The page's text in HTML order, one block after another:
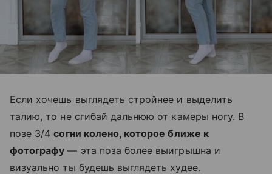
Если хочешь выглядеть стройнее и выделить
талию, то не сгибай дальнюю от камеры ногу. В
позе 3/4согни колено, которое ближе к
фотографу — эта поза более выигрышна и
визуально ты будешь выглядеть худее.